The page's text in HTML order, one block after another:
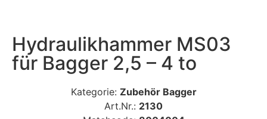
Hydraulikhammer MS03
für Bagger 2,5 – 4 to
Kategorie: Zubehör Bagger
Art.Nr.: 2130